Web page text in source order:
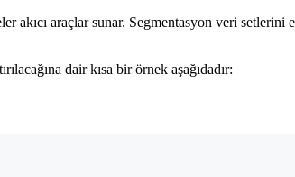
araçlar sunar. Segmentasyon veri
dair kısa bir örnek aşağıdadır: